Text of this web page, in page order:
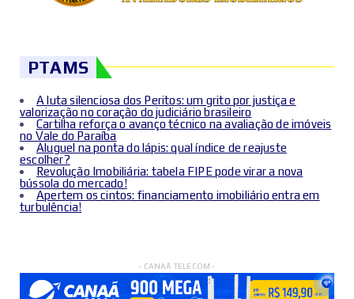
PTAMS
A luta silenciosa dos Peritos: um grito por justiça e
valorização no coração do judiciário brasileiro
Cartilha reforça o avanço técnico na avaliação de imóveis
no Vale do Paraíba
Aluguel na ponta do lápis: qual índice de reajuste
escolher?
Revolução Imobiliária: tabela FIPE pode virar a nova
bússola do mercado!
Apertem os cintos: financiamento imobiliário entra em
turbulência!
- CANAÃ TELECOM -